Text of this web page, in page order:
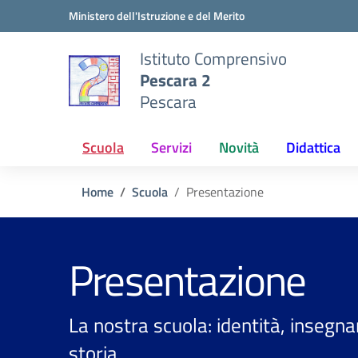
Vai ai contenuti
Vai al menu di navigazioneMinistero dell'Istruzione e del Merito
Istituto Comprensivo
Pescara 2
Pescara
Scuola Servizi Novità Didattica
Home Scuola Presentazione
Presentazione
La nostra scuola: identità,